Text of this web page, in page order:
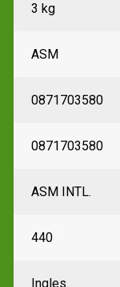
3 kg
ASM
0871703580
0871703580
ASM INTL.
440
Ingles